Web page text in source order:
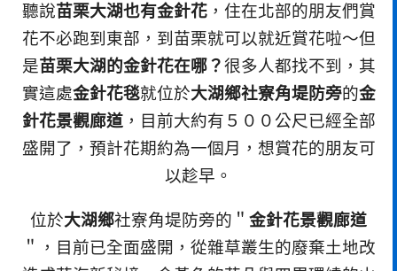
聽說苗栗大湖也有金針花，住在北部的朋友們賞
花不必跑到東部，到苗栗就可以就近賞花啦～但
是苗栗大湖的金針花在哪？很多人都找不到，其
實這處金針花毯就位於大湖鄉社寮角堤防旁的金
針花景觀廊道，目前大約有５００公尺已經全部
盛開了，預計花期約為一個月，想賞花的朋友可
以趁早。
位於大湖鄉社寮角堤防旁的＂ 金針花景觀廊道
＂，目前已全面盛開，從雜草叢生的廢棄土地改